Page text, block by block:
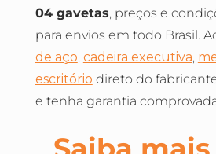
04 gavetas, preços e
para envios em todo Brasil.
de aço, cadeira executiva,
escritório direto do
e tenha garantia